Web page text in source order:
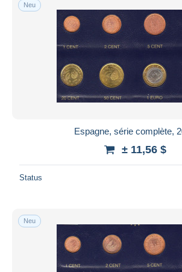
Neu
Espagne, série complète,
± 11,56 $
Status
Neu